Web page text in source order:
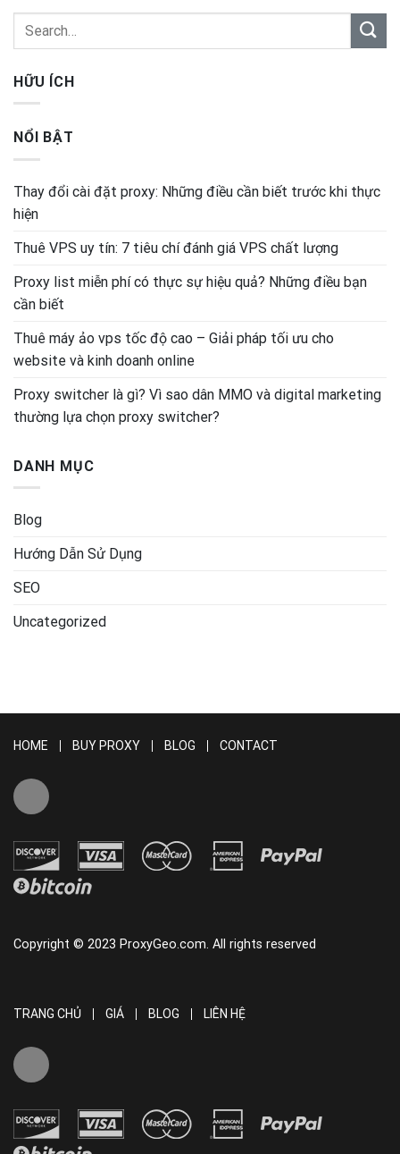
HỮU ÍCH
NỔI BẬT
Thay đổi cài đặt proxy: Những điều cần biết trước khi thực
hiện
Thuê VPS uy tín: 7 tiêu chí đánh giá VPS chất lượng
Proxy list miễn phí có thực sự hiệu quả? Những điều bạn
cần biết
Thuê máy ảo vps tốc độ cao – Giải pháp tối ưu cho
website và kinh doanh online
Proxy switcher là gì? Vì sao dân MMO và digital marketing
thường lựa chọn proxy switcher?
DANH MỤC
Blog
Hướng Dẫn Sử Dụng
SEO
Uncategorized
HOME BUY PROXY BLOG CONTACT
Copyright © 2023 ProxyGeo.com. All rights reserved
TRANG CHỦ GIÁ BLOG LIÊN HỆ